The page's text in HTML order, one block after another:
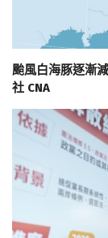
颱風白海豚逐漸
社 CNA